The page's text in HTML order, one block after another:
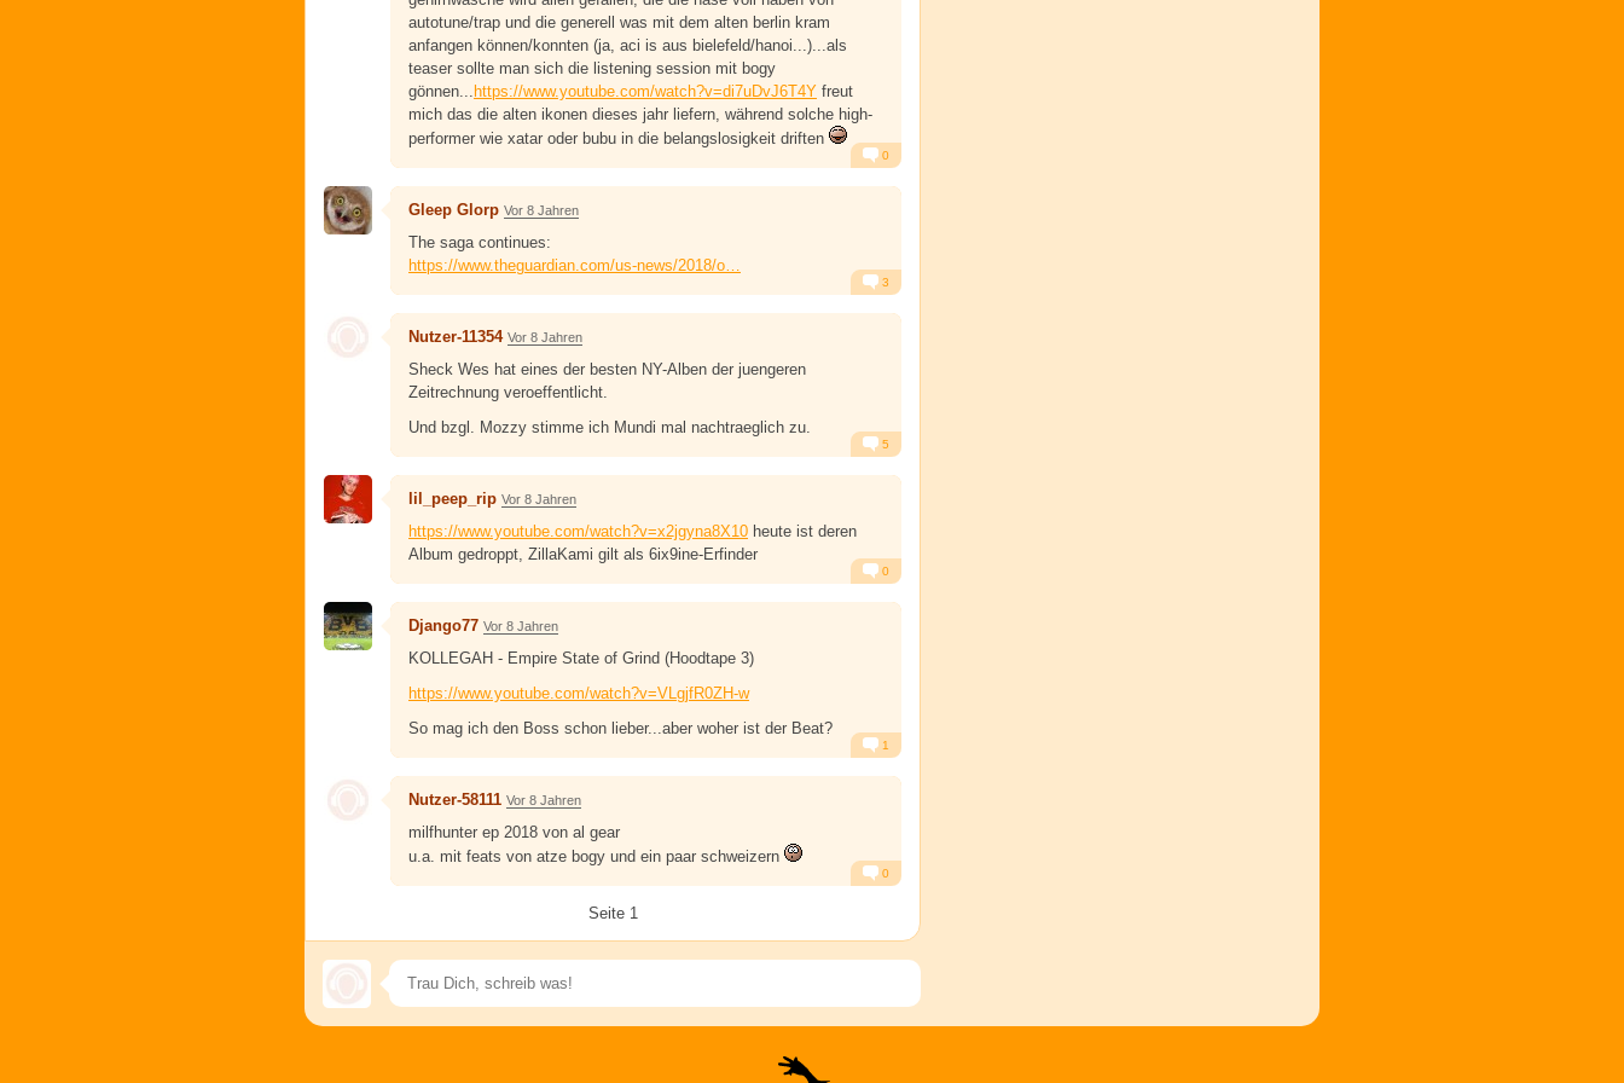
autotune/trap und die generell was mit dem alten berlin kram
anfangen können/konnten (ja, aci is aus bielefeld/hanoi...)...als
teaser sollte man sich die listening session mit bogy
gönnen...
https://www.youtube.com/watch?v=di7uDvJ6T4Y freut
mich das die alten ikonen dieses jahr liefern, während solche high-
performer wie xatar oder bubu in die belangslosigkeit driften
Alarm Antworten
0
Gleep Glorp Vor 8 Jahren
The saga continues:
https://www.theguardian.com/us-news/2018/o…
Alarm Antworten
3
Nutzer-11354 Vor 8 Jahren
Sheck Wes hat eines der besten NY-Alben der juengeren
Zeitrechnung veroeffentlicht.
Und bzgl. Mozzy stimme ich Mundi mal nachtraeglich zu.
Alarm Antworten
5
lil_peep_rip Vor 8 Jahren
https://www.youtube.com/watch?v=x2jgyna8X10 heute ist deren
Album gedroppt, ZillaKami gilt als 6ix9ine-Erfinder
Alarm Antworten
0
Django77 Vor 8 Jahren
KOLLEGAH - Empire State of Grind (Hoodtape 3)
https://www.youtube.com/watch?v=VLgjfR0ZH-w
So mag ich den Boss schon lieber...aber woher ist der Beat?
Alarm Antworten
1
Nutzer-58111 Vor 8 Jahren
milfhunter ep 2018 von al gear
u.a. mit feats von atze bogy und ein paar schweizern
0
Seite 1
Speichern